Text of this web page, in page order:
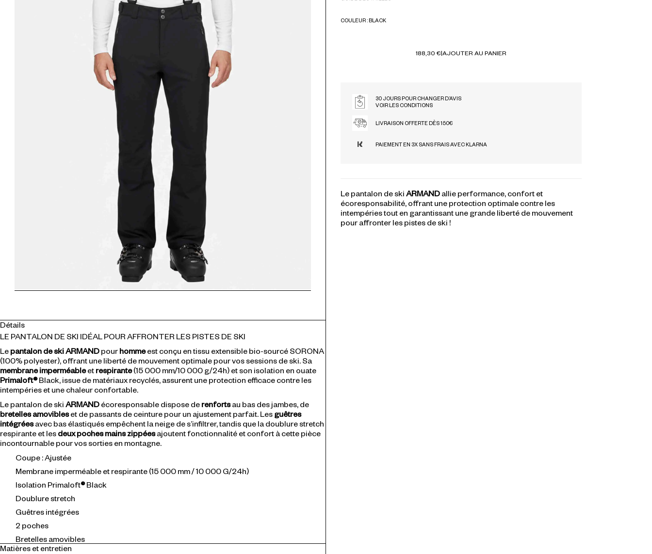
COULEUR : BLACK
188,30 €|AJOUTER AU PANIER
30 JOURS POUR CHANGER D’AVIS
VOIR LES CONDITIONS
LIVRAISON OFFERTE DÈS 150€
PAIEMENT EN 3X SANS FRAIS AVEC KLARNA
Le pantalon de skiARMANDallie performance, confort et
écoresponsabilité, offrant une protection optimale contre les
intempéries tout en garantissant une grande liberté de mouvement
pour affronter les pistes de ski !
Détails
LE PANTALON DE SKI IDÉAL POUR AFFRONTER LES PISTES DE SKI
Lepantalon de skiARMANDpourhommeest conçu en tissu extensible bio-sourcé SORONA
(100% polyester), offrant une liberté de mouvement optimale pour vos sessions de ski. Sa
membrane imperméableetrespirante(15 000 mm/10 000 g/24h) et son isolation en ouate
Primaloft®Black, issue de matériaux recyclés, assurent une protection efficace contre les
intempéries et une chaleur confortable.
Le pantalon de skiARMANDécoresponsable dispose derenfortsau bas des jambes, de
bretelles amovibleset de passants de ceinture pour un ajustement parfait. Lesguêtres
intégréesavec bas élastiqués empêchent la neige de s’infiltrer, tandis que la doublure stretch
respirante et lesdeux poches mains zippéesajoutent fonctionnalité et confort à cette pièce
incontournable pour vos sorties en montagne.
Coupe : Ajustée
Membrane imperméable et respirante (15 000 mm / 10 000 G/24h)
Isolation Primaloft®Black
Doublure stretch
Guêtres intégrées
2 poches
Bretelles amovibles
Matières et entretien